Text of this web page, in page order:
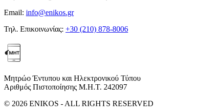
Email: info@enikos.gr
Τηλ. Επικοινωνίας: +30 (210) 878-8006
Μητρώο Έντυπου και Ηλεκτρονικού Τύπου
Αριθμός Πιστοποίησης Μ.Η.Τ. 242097
© 2026 ENIKOS - ALL RIGHTS RESERVED